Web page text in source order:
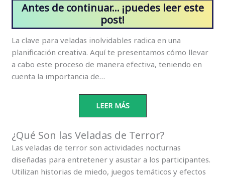
Antes de continuar… ¡puedes leer este
post!
La clave para veladas inolvidables radica en una
planificación creativa. Aquí te presentamos cómo llevar
a cabo este proceso de manera efectiva, teniendo en
cuenta la importancia de…
LEER MÁS
¿Qué Son las Veladas de Terror?
Las veladas de terror son actividades nocturnas
diseñadas para entretener y asustar a los participantes.
Utilizan historias de miedo, juegos temáticos y efectos